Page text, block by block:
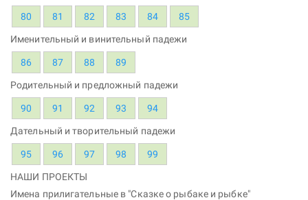
80 81 82 83 84 85
Именительный и винительный падежи
86 87 88 89
Родительный и предложный падежи
90 91 92 93 94
Дательный и творительный падежи
95 96 97 98 99
НАШИ ПРОЕКТЫ
Имена прилигательные в "Сказке о рыбаке и рыбке"